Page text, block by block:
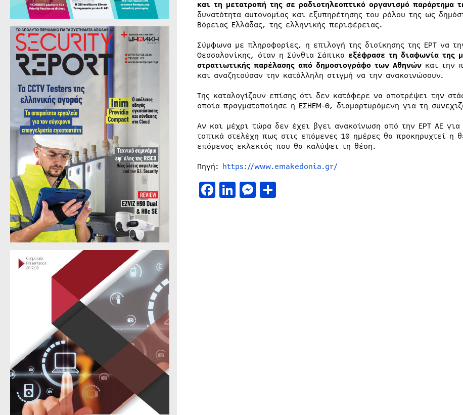
και τη μετατροπή της σε ραδιοτηλεοπτικό οργανισμό παράρτημα
δυνατότητα αυτονομίας και εξυπηρέτησης του ρόλου της ως
Βόρειας Ελλάδας, της ελληνικής περιφέρειας.
Σύμφωνα με πληροφορίες, η επιλογή της διοίκησης της ΕΡΤ να
Θεσσαλονίκης, όταν η Σύνθια Σάπικα εξέφρασε τη διαφωνία της
στρατιωτικής παρέλασης από δημοσιογράφο των Αθηνώνκαι την
και αναζητούσαν την κατάλληλη στιγμή να την ανακοινώσουν.
Της καταλογίζουν επίσης ότι δεν κατάφερε να αποτρέψει την
οποία πραγματοποίησε η ΕΣΗΕΜ-Θ, διαμαρτυρόμενη για τη
Αν και μέχρι τώρα δεν έχει βγει ανακοίνωση από την ΕΡΤ ΑΕ
τοπικά στελέχη πως στις επόμενες 10 ημέρες θα προκηρυχτεί η
επόμενος εκλεκτός που θα καλύψει τη θέση.
Πηγή: https://www.emakedonia.gr/
Facebook
LinkedIn
Messenger
Μοιραστείτε